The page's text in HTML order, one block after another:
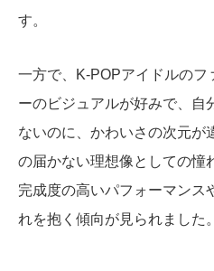
す。
一方で、K-POPアイドルの
ーのビジュアルが好みで、自
ないのに、かわいさの次元が
の届かない理想像としての憧
完成度の高いパフォーマンス
れを抱く傾向が見られました。